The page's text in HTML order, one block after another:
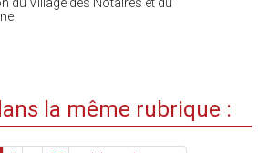
du Village des Notaires et du
la même rubrique :